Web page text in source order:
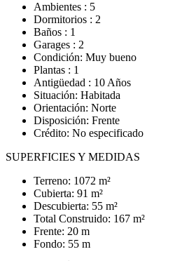
Ambientes : 5
Dormitorios : 2
Baños : 1
Garages : 2
Condición: Muy bueno
Plantas : 1
Antigüedad : 10 Años
Situación: Habitada
Orientación: Norte
Disposición: Frente
Crédito: No especificado
SUPERFICIES Y MEDIDAS
Terreno: 1072 m²
Cubierta: 91 m²
Descubierta: 55 m²
Total Construido: 167 m²
Frente: 20 m
Fondo: 55 m